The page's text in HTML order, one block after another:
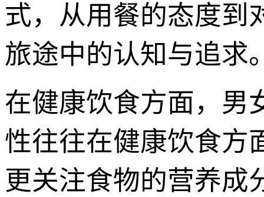
式，从用餐的态度到
旅途中的认知与追求
在健康饮食方面，男
性往往在健康饮食方
更关注食物的营养成